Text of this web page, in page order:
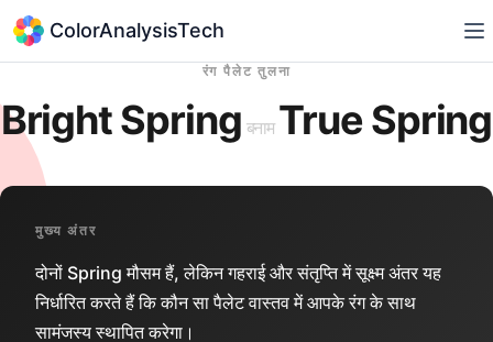
ColorAnalysisTech
रंग पैलेट तुलना
Bright Spring बनाम True Spring
मुख्य अंतर
दोनों Spring मौसम हैं, लेकिन गहराई और संतृप्ति में सूक्ष्म अंतर यह
निर्धारित करते हैं कि कौन सा पैलेट वास्तव में आपके रंग के साथ
सामंजस्य स्थापित करेगा।